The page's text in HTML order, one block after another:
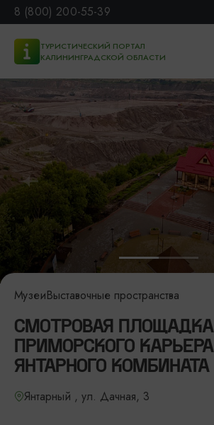
8 (800) 200-55-39
ТУРИСТИЧЕСКИЙ ПОРТАЛ
КАЛИНИНГРАДСКОЙ ОБЛАСТИ
МузеиВыставочные пространства
СМОТРОВАЯ ПЛОЩАДКА
ПРИМОРСКОГО КАРЬЕРА
ЯНТАРНОГО КОМБИНАТА
Янтарный , ул. Дачная, 3